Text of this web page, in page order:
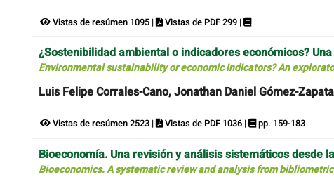
Vistas de resúmen 1095 | Vistas de PDF 299 |
¿Sostenibilidad ambiental o indicadores económicos?
Environmental sustainability or economic indicators? An
Luis Felipe Corrales-Cano, Jonathan Daniel Gómez-Zapata
Vistas de resúmen 2523 | Vistas de PDF 1036 | pp. 159-183
Bioeconomía. Una revisión y análisis sistemáticos desde
Bioeconomics. A systematic review and analysis from